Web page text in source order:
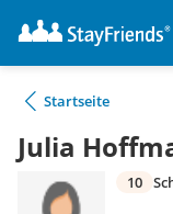
Startseite
Julia
10